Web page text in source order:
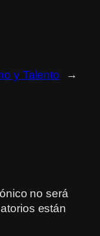
y Talento →
no será
están